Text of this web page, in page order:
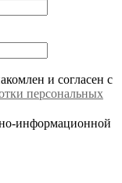
и согласен с
персональных
информационной